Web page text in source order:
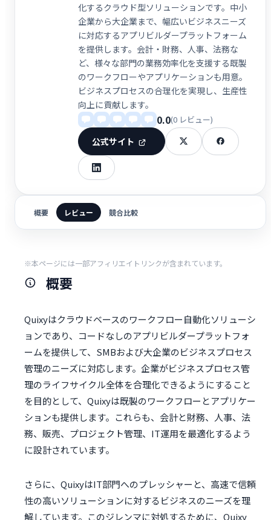
化するクラウド型ソリューションです。中小
企業から大企業まで、幅広いビジネスニーズ
に対応するアプリビルダープラットフォーム
を提供します。会計・財務、人事、法務な
ど、様々な部門の業務効率化を支援する既製
のワークフローやアプリケーションも用意。
ビジネスプロセスの合理化を実現し、生産性
向上に貢献します。
0.0(0 レビュー)
公式サイト
概要 レビュー 競合比較
※本ページには一部アフィリエイトリンクが含まれています。
概要
Quixyはクラウドベースのワークフロー自動化ソリューシ
ョンであり、コードなしのアプリビルダープラットフォ
ームを提供して、SMBおよび大企業のビジネスプロセス
管理のニーズに対応します。企業がビジネスプロセス管
理のライフサイクル全体を合理化できるようにすること
を目的として、Quixyは既製のワークフローとアプリケー
ションも提供します。これらも、会計と財務、人事、法
務、販売、プロジェクト管理、IT運用を最適化するよう
に設計されています。
さらに、QuixyはIT部門へのプレッシャーと、高速で信頼
性の高いソリューションに対するビジネスのニーズを理
解しています。このジレンマに対処するために、Quixy